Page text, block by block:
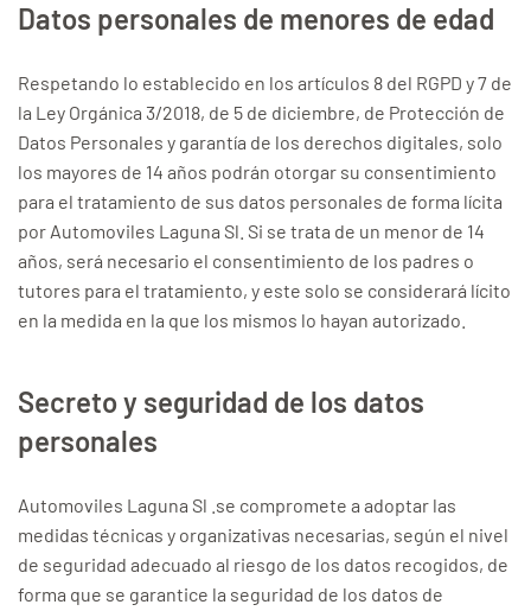
Datos personales de menores de edad
Respetando lo establecido en los artículos 8 del RGPD y 7 de
la Ley Orgánica 3/2018, de 5 de diciembre, de Protección de
Datos Personales y garantía de los derechos digitales, solo
los mayores de 14 años podrán otorgar su consentimiento
para el tratamiento de sus datos personales de forma lícita
por Automoviles Laguna Sl. Si se trata de un menor de 14
años, será necesario el consentimiento de los padres o
tutores para el tratamiento, y este solo se considerará lícito
en la medida en la que los mismos lo hayan autorizado.
Secreto y seguridad de los datos
personales
Automoviles Laguna Sl .se compromete a adoptar las
medidas técnicas y organizativas necesarias, según el nivel
de seguridad adecuado al riesgo de los datos recogidos, de
forma que se garantice la seguridad de los datos de